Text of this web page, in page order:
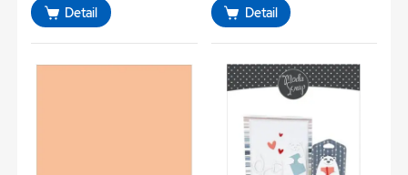
Detail Detail